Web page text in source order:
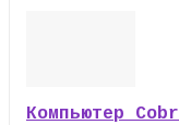
Компьютер